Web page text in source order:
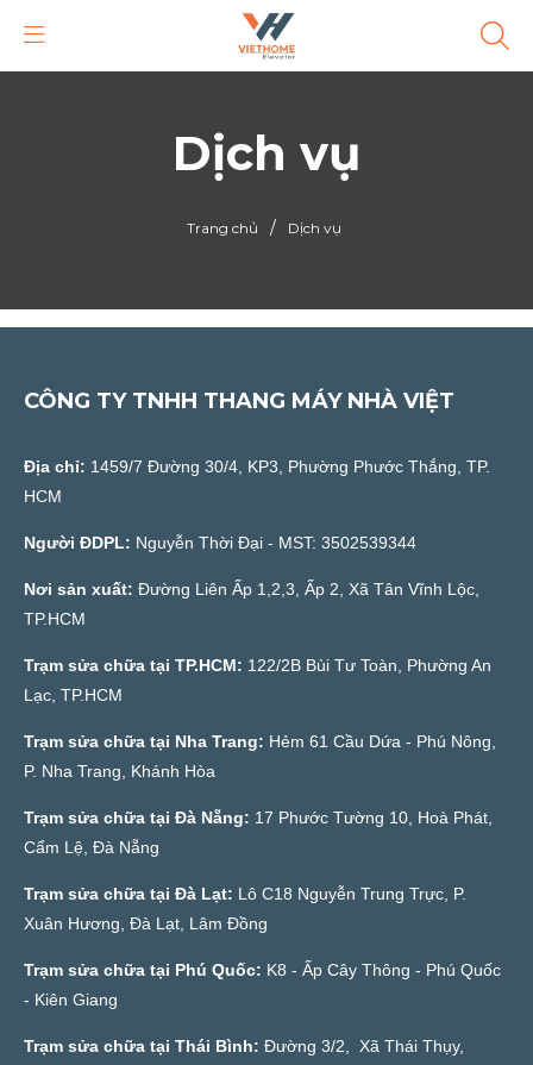
Dịch vụ
Trang chủ / Dịch vụ
CÔNG TY TNHH THANG MÁY NHÀ VIỆT
Địa chỉ: 1459/7 Đường 30/4, KP3, Phường Phước Thắng, TP.
HCM
Người ĐDPL: Nguyễn Thời Đại - MST: 3502539344
Nơi sản xuất: Đường Liên Ấp 1,2,3, Ấp 2, Xã Tân Vĩnh Lộc,
TP.HCM
Trạm sửa chữa tại TP.HCM: 122/2B Bùi Tư Toàn, Phường An
Lạc, TP.HCM
Trạm sửa chữa tại Nha Trang: Hẻm 61 Cầu Dứa - Phú Nông,
P. Nha Trang, Khánh Hòa
Trạm sửa chữa tại Đà Nẵng: 17 Phước Tường 10, Hoà Phát,
Cẩm Lệ, Đà Nẵng
Trạm sửa chữa tại Đà Lạt: Lô C18 Nguyễn Trung Trực, P.
Xuân Hương, Đà Lạt, Lâm Đồng
Trạm sửa chữa tại Phú Quốc: K8 - Ấp Cây Thông - Phú Quốc
- Kiên Giang
Trạm sửa chữa tại Thái Bình: Đường 3/2, Xã Thái Thụy,